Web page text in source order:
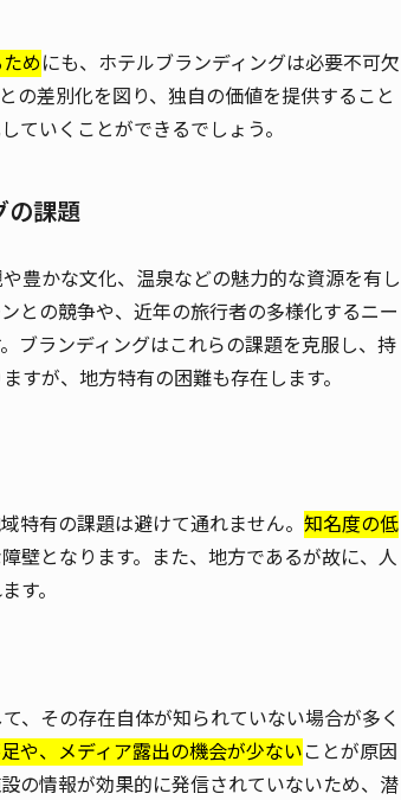
めにも、ホテルブランディングは必要不可欠
の差別化を図り、独自の価値を提供すること
ていくことができるでしょう。
の課題
豊かな文化、温泉などの魅力的な資源を有し
との競争や、近年の旅行者の多様化するニー
ブランディングはこれらの課題を克服し、持
すが、地方特有の困難も存在します。
特有の課題は避けて通れません。 知名度の低
壁となります。また、地方であるが故に、人
す。
、その存在自体が知られていない場合が多く
や、メディア露出の機会が少ないことが原因
の情報が効果的に発信されていないため、潜